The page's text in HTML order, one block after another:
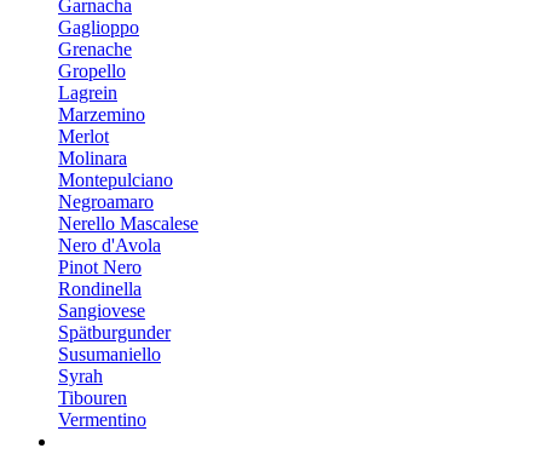
Garnacha
Gaglioppo
Grenache
Gropello
Lagrein
Marzemino
Merlot
Molinara
Montepulciano
Negroamaro
Nerello Mascalese
Nero d'Avola
Pinot Nero
Rondinella
Sangiovese
Spätburgunder
Susumaniello
Syrah
Tibouren
Vermentino